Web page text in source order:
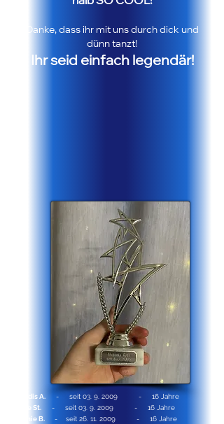
Danke, dass ihr mit uns durch dick und
dünn tanzt!
Ihr seid einfach legendär!
Hjördis A. - seit 03. 9. 2009 - 16 Jahre
Anne St. - seit 03. 9. 2009 - 16 Jahre
Sophie B.
- seit 26. 11. 2009 - 16 Jahre